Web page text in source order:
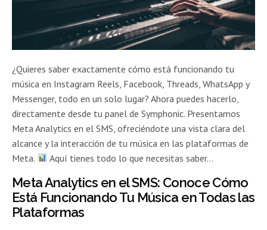
¿Quieres saber exactamente cómo está funcionando tu
música en Instagram Reels, Facebook, Threads, WhatsApp y
Messenger, todo en un solo lugar? Ahora puedes hacerlo,
directamente desde tu panel de Symphonic. Presentamos
Meta Analytics en el SMS, ofreciéndote una vista clara del
alcance y la interacción de tu música en las plataformas de
Meta.
Aquí tienes todo lo que necesitas saber…
Meta Analytics en el SMS: Conoce Cómo
Está Funcionando Tu Música en Todas las
Plataformas